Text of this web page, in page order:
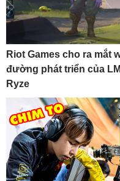
Riot Games cho ra mắt
đường phát triển của
Ryze